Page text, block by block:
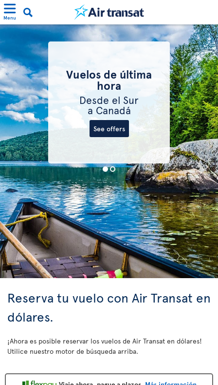
Menu
Vuelos de última
hora
Desde el Sur
a Canadá
See offers
Reserva tu vuelo con Air Transat en
dólares.
¡Ahora es posible reservar los vuelos de Air Transat en dólares!
Utilice nuestro motor de búsqueda arriba.